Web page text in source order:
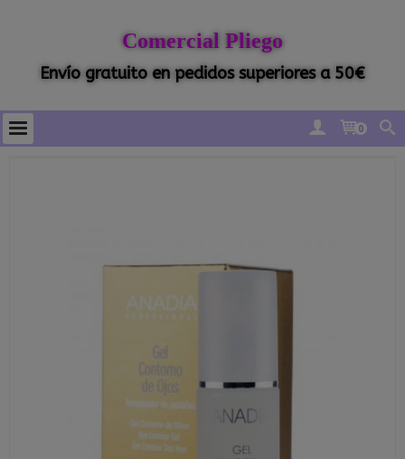
Comercial Pliego
Envío gratuito en pedidos superiores a 50€
0